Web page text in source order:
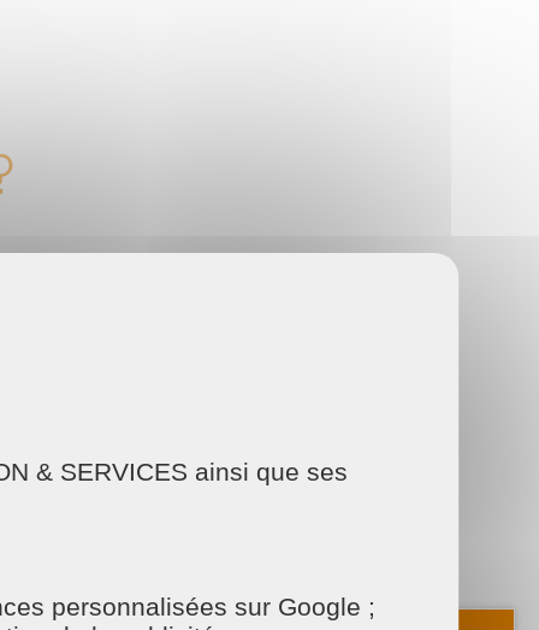
& SERVICES ainsi que ses
personnalisées sur Google ;